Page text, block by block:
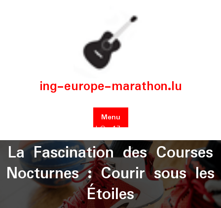
ing-europe-marathon.lu
Menu
Posted On 17 août 2024
La Fascination des Courses
Nocturnes : Courir sous les
Étoiles